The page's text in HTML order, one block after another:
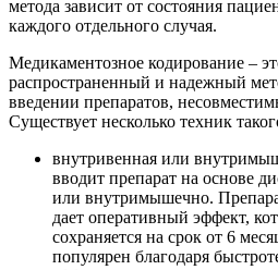
метода зависит от состояния
каждого отдельного случая.
Медикаментозное кодирование –
распространенный и надежный
введении препаратов,
Существует несколько техник
внутривенная или
вводит препарат на основе
или внутримышечно.
дает оперативный эффект,
сохраняется на срок от 6
популярен благодаря